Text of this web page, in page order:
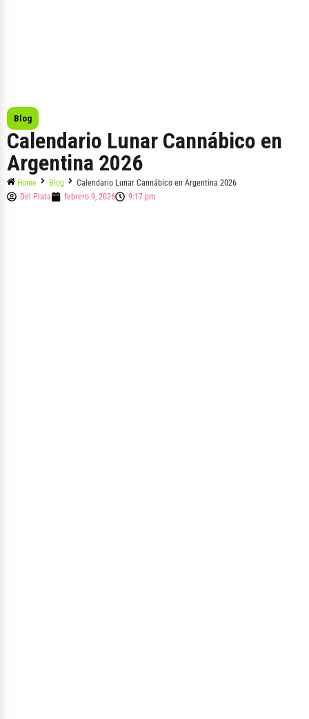
Blog
Calendario Lunar Cannábico en
Argentina 2026
Home Blog
Calendario Lunar Cannábico en Argentina 2026
Del Plata
febrero 9, 2026 9:17 pm